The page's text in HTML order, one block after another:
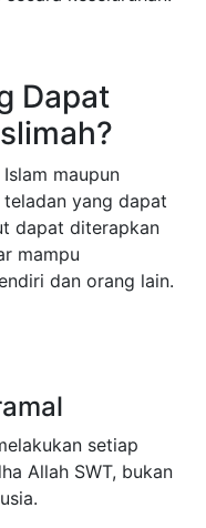
Dapat
maupun
yang dapat
dapat diterapkan
mampu
dan orang lain.
setiap
Allah SWT, bukan